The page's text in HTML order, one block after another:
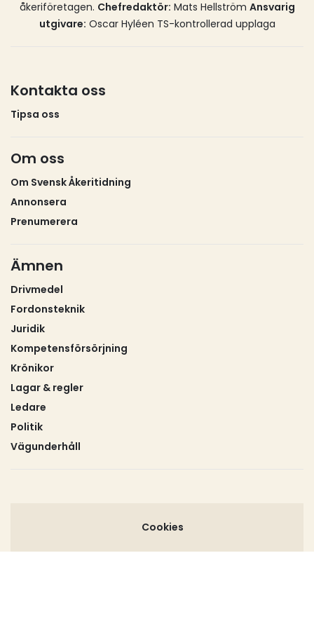
en total omsättning på omkring 300 miljoner
kronor.Affären planerar att genomförs nu under
åkeriföretagen. Chefredaktör: Mats Hellström Ansvarig
utgivare: Oscar Hyléen TS-kontrollerad upplaga
Kontakta oss
Tipsa oss
Om oss
Om Svensk Åkeritidning
Annonsera
Prenumerera
Ämnen
Drivmedel
Fordonsteknik
Juridik
Kompetensförsörjning
Krönikor
Lagar & regler
Ledare
Politik
Vägunderhåll
Cookies